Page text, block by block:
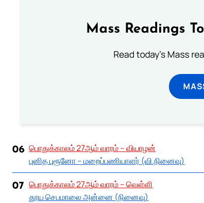
Mass Readings
Read today's Mass
06 பொதுக்காலம் 27ஆம் வாரம் – வியாழன்
புனித புரூனோ – மறைப்பணியாளர் (வி.நினைவு)
07 பொதுக்காலம் 27ஆம் வாரம் – வெள்ளி
தூய செபமாலை அன்னை (நினைவு)